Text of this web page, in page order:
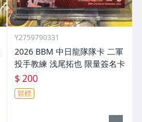
Y2759790331
2026 BBM 中日龍隊隊卡 二軍
投手教練 浅尾拓也 限量簽名卡
$ 200
競標